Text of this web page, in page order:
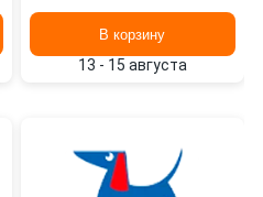
DX-90-VIOL SNOOGY
В корзину
13 - 15 августа